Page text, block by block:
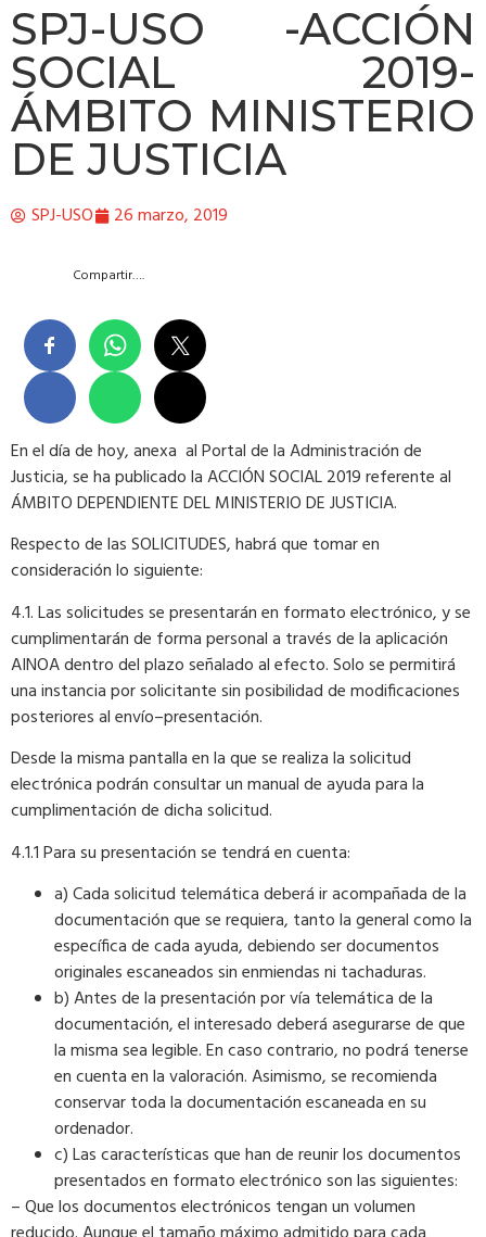
SPJ-USO -ACCIÓN
SOCIAL 2019-
ÁMBITO MINISTERIO
DE JUSTICIA
SPJ-USO 26 marzo, 2019
Compartir….
En el día de hoy, anexa al Portal de la Administración de
Justicia, se ha publicado la ACCIÓN SOCIAL 2019 referente al
ÁMBITO DEPENDIENTE DEL MINISTERIO DE JUSTICIA.
Respecto de las SOLICITUDES, habrá que tomar en
consideración lo siguiente:
4.1. Las solicitudes se presentarán en formato electrónico, y se
cumplimentarán de forma personal a través de la aplicación
AINOA dentro del plazo señalado al efecto. Solo se permitirá
una instancia por solicitante sin posibilidad de modificaciones
posteriores al envío–presentación.
Desde la misma pantalla en la que se realiza la solicitud
electrónica podrán consultar un manual de ayuda para la
cumplimentación de dicha solicitud.
4.1.1 Para su presentación se tendrá en cuenta:
a) Cada solicitud telemática deberá ir acompañada de la
documentación que se requiera, tanto la general como la
específica de cada ayuda, debiendo ser documentos
originales escaneados sin enmiendas ni tachaduras.
b) Antes de la presentación por vía telemática de la
documentación, el interesado deberá asegurarse de que
la misma sea legible. En caso contrario, no podrá tenerse
en cuenta en la valoración. Asimismo, se recomienda
conservar toda la documentación escaneada en su
ordenador.
c) Las características que han de reunir los documentos
presentados en formato electrónico son las siguientes:
– Que los documentos electrónicos tengan un volumen